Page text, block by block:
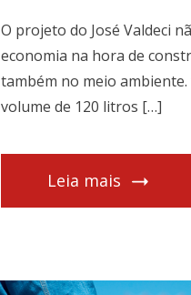
O projeto do José Valdeci
economia na hora de
também no meio ambiente.
volume de 120 litros […]
Leia mais